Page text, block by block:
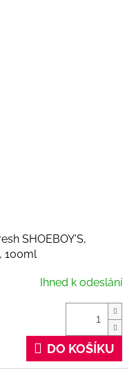
SHOEBOY'S,
100ml
Ihned k odeslání
DO KOŠÍKU